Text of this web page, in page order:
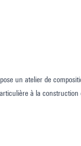
un atelier de
à la